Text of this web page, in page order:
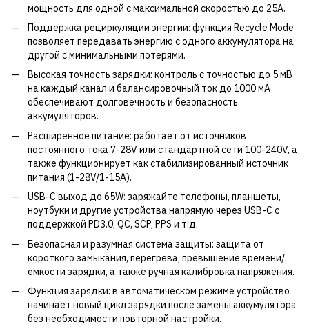
мощность для одной с максимальной скоростью до 25А.
Поддержка рециркуляции энергии: функция Recycle Mode
позволяет передавать энергию с одного аккумулятора на
другой с минимальными потерями.
Высокая точность зарядки: контроль с точностью до 5 мВ
на каждый канал и балансировочный ток до 1000 мА
обеспечивают долговечность и безопасность
аккумуляторов.
Расширенное питание: работает от источников
постоянного тока 7-28V или стандартной сети 100-240V, а
также функционирует как стабилизированный источник
питания (1-28V/1-15А).
USB-C выход до 65W: заряжайте телефоны, планшеты,
ноутбуки и другие устройства напрямую через USB-C с
поддержкой PD3.0, QC, SCP, PPS и т.д.
Безопасная и разумная система защиты: защита от
короткого замыкания, перегрева, превышение времени/
емкости зарядки, а также ручная калибровка напряжения.
Функция зарядки: в автоматическом режиме устройство
начинает новый цикл зарядки после замены аккумулятора
без необходимости повторной настройки.